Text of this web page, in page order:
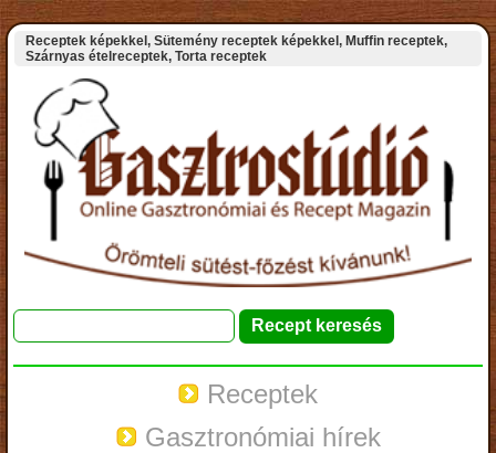
Receptek képekkel, Sütemény receptek képekkel, Muffin receptek,
Szárnyas ételreceptek, Torta receptek
Receptek
Gasztronómiai hírek